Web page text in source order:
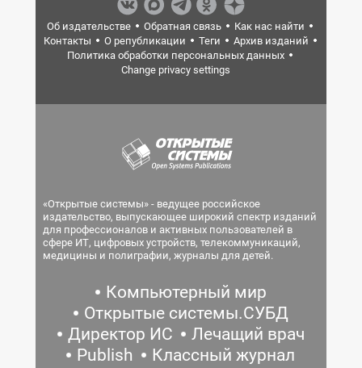
Об издательстве Обратная связь
Как нас найти
Контакты
О републикации Теги
Архив изданий
Политика обработки персональных данных
Change privacy settings
«Открытые системы» - ведущее российское
издательство, выпускающее широкий спектр изданий
для профессионалов и активных пользователей в
сфере ИТ, цифровых устройств, телекоммуникаций,
медицины и полиграфии, журналы для детей.
Компьютерный мир
Открытые системы.СУБД
Директор ИС
Лечащий врач
Publish
Классный журнал